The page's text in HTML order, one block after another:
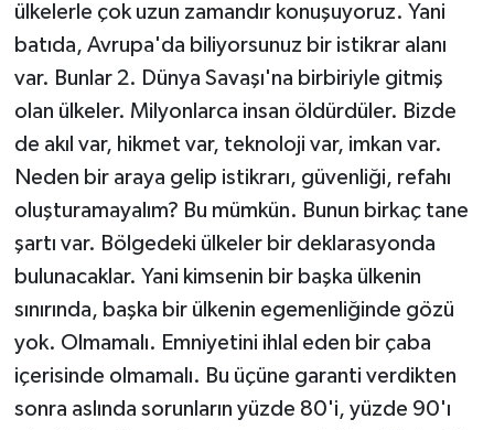
ülkelerle çok uzun zamandır konuşuyoruz. Yani
batıda, Avrupa'da biliyorsunuz bir istikrar alanı
var. Bunlar 2. Dünya Savaşı'na birbiriyle gitmiş
olan ülkeler. Milyonlarca insan öldürdüler. Bizde
de akıl var, hikmet var, teknoloji var, imkan var.
Neden bir araya gelip istikrarı, güvenliği, refahı
oluşturamayalım? Bu mümkün. Bunun birkaç tane
şartı var. Bölgedeki ülkeler bir deklarasyonda
bulunacaklar. Yani kimsenin bir başka ülkenin
sınırında, başka bir ülkenin egemenliğinde gözü
yok. Olmamalı. Emniyetini ihlal eden bir çaba
içerisinde olmamalı. Bu üçüne garanti verdikten
sonra aslında sorunların yüzde 80'i, yüzde 90'ı